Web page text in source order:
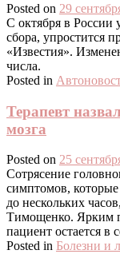
Posted on 29
С октября в России
сбора, упростится
«Известия».
числа.
Posted in
Терапевт
мозга
Posted on 25
Сотрясение
симптомов, которые
до нескольких
Тимощенко. Ярким
пациент остается в
Posted in Болезни и